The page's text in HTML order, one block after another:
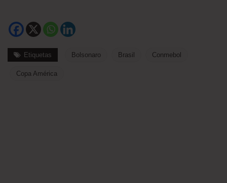
Etiquetas Bolsonaro Brasil Conmebol
Copa América